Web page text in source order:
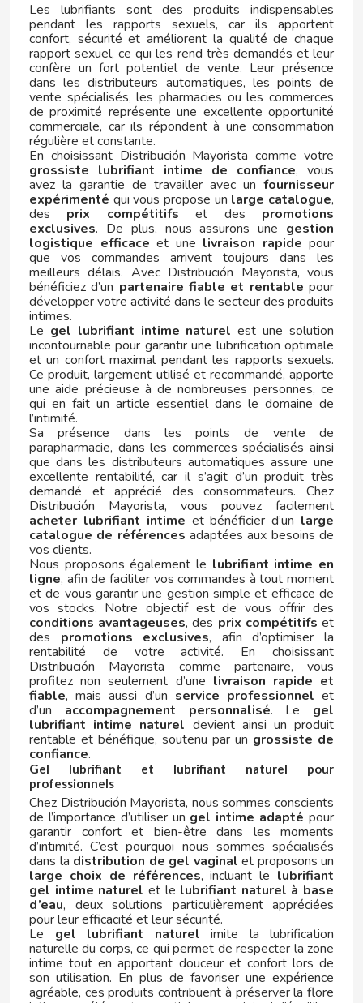
ESTRELLA GALICIA
F
FACUNDO
FANTA
FAS VENDING
FERRERO KINDER
FIESTA
FILIPINOS
FINI
FISHERMAN'S FRIEND
FLIS
FLUFFY STUFF
FONTECELTA
G
GALLETAS CORAL
GALLINA BLANCA
GALLO
GASTONE LAGO
GATORADE
GIZEH
Les lubrifiants sont des produits indispensables
pendant les rapports sexuels, car ils apportent
confort, sécurité et améliorent la qualité de chaque
rapport sexuel, ce qui les rend très demandés et leur
confère un fort potentiel de vente. Leur présence
dans les distributeurs automatiques, les points de
vente spécialisés, les pharmacies ou les commerces
de proximité représente une excellente opportunité
commerciale, car ils répondent à une consommation
régulière et constante.
En choisissant Distribución Mayorista comme votre
grossiste lubrifiant intime de confiance, vous
avez la garantie de travailler avec un fournisseur
expérimenté qui vous propose un large catalogue,
des prix compétitifs et des promotions
exclusives. De plus, nous assurons une gestion
logistique efficace et une livraison rapide pour
que vos commandes arrivent toujours dans les
meilleurs délais. Avec Distribución Mayorista, vous
bénéficiez d’un partenaire fiable et rentable pour
développer votre activité dans le secteur des produits
intimes.
Le gel lubrifiant intime naturel est une solution
incontournable pour garantir une lubrification optimale
et un confort maximal pendant les rapports sexuels.
Ce produit, largement utilisé et recommandé, apporte
une aide précieuse à de nombreuses personnes, ce
qui en fait un article essentiel dans le domaine de
l’intimité.
Sa présence dans les points de vente de
parapharmacie, dans les commerces spécialisés ainsi
que dans les distributeurs automatiques assure une
excellente rentabilité, car il s’agit d’un produit très
demandé et apprécié des consommateurs. Chez
Distribución Mayorista, vous pouvez facilement
acheter lubrifiant intime et bénéficier d’un large
catalogue de références adaptées aux besoins de
vos clients.
Nous proposons également le lubrifiant intime en
ligne, afin de faciliter vos commandes à tout moment
et de vous garantir une gestion simple et efficace de
vos stocks. Notre objectif est de vous offrir des
conditions avantageuses, des prix compétitifs et
des promotions exclusives, afin d’optimiser la
rentabilité de votre activité. En choisissant
Distribución Mayorista comme partenaire, vous
profitez non seulement d’une livraison rapide et
fiable, mais aussi d’un service professionnel et
d’un accompagnement personnalisé. Le gel
lubrifiant intime naturel devient ainsi un produit
rentable et bénéfique, soutenu par un grossiste de
confiance.
Gel lubrifiant et lubrifiant naturel pour
professionnels
Chez Distribución Mayorista, nous sommes conscients
de l’importance d’utiliser un gel intime adapté pour
garantir confort et bien-être dans les moments
d’intimité. C’est pourquoi nous sommes spécialisés
dans la distribution de gel vaginal et proposons un
large choix de références, incluant le lubrifiant
gel intime naturel et le lubrifiant naturel à base
d’eau, deux solutions particulièrement appréciées
pour leur efficacité et leur sécurité.
Le gel lubrifiant naturel imite la lubrification
naturelle du corps, ce qui permet de respecter la zone
intime tout en apportant douceur et confort lors de
son utilisation. En plus de favoriser une expérience
agréable, ces produits contribuent à préserver la flore